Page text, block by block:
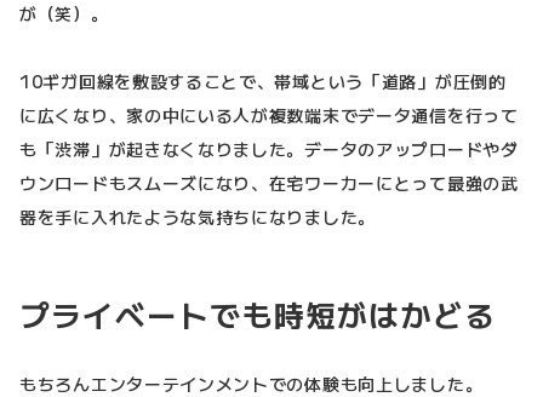
が（笑）。
10ギガ回線を敷設することで、帯域という「道路」が圧倒的
に広くなり、家の中にいる人が複数端末でデータ通信を行って
も「渋滞」が起きなくなりました。データのアップロードやダ
ウンロードもスムーズになり、在宅ワーカーにとって最強の武
器を手に入れたような気持ちになりました。
プライベートでも時短がはかどる
もちろんエンターテインメントでの体験も向上しました。